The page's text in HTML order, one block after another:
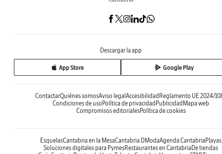
Descargar la app
App Store Google Play
ContactarQuiénes somosAviso legal Accesibilidad Reglamento UE 2024/
Condiciones de uso Política de privacidad Publicidad Mapa web
Compromisos editorialesPolítica de cookies
EsquelasCantabria en la MesaCantabria DModaAgenda Cantabria Playas
Soluciones digitales para PymesRestaurantes en Cantabria De tiendas